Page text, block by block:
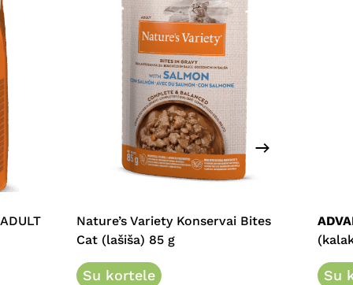
Nature’s Variety Konservai Bites
Cat (lašiša) 85 g
Su kortele Su